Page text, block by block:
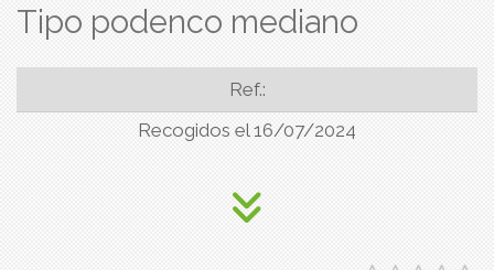
Tipo podenco mediano
Ref.:
Recogidos el 16/07/2024